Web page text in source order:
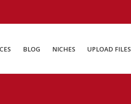
BLOG NICHES UPLOAD FILES